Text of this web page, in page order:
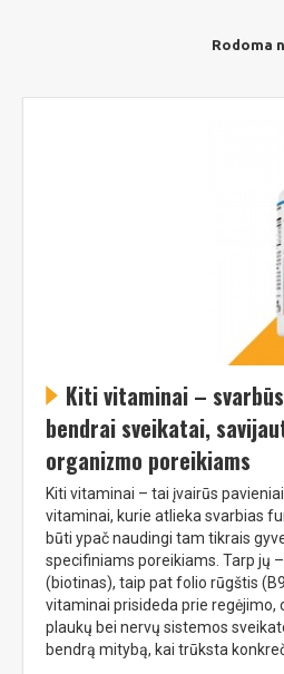
Rodoma
Kiti vitaminai –
bendrai sveikatai,
organizmo poreikiams
Kiti vitaminai – tai įvairūs
vitaminai, kurie atlieka svarbias
būti ypač naudingi tam tikrais
specifiniams poreikiams. Tarp jų –
(biotinas), taip pat folio rūgštis
vitaminai prisideda prie regėjimo,
plaukų bei nervų sistemos
bendrą mitybą, kai trūksta